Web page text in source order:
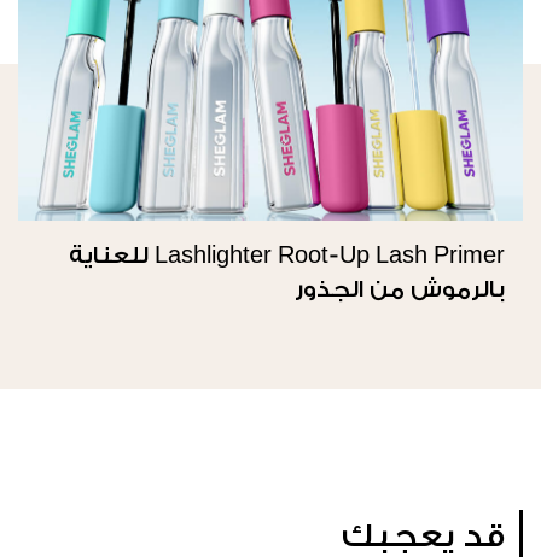
Lashlighter Root-Up Lash Primer للعناية
بالرموش من الجذور
قد يعجبك